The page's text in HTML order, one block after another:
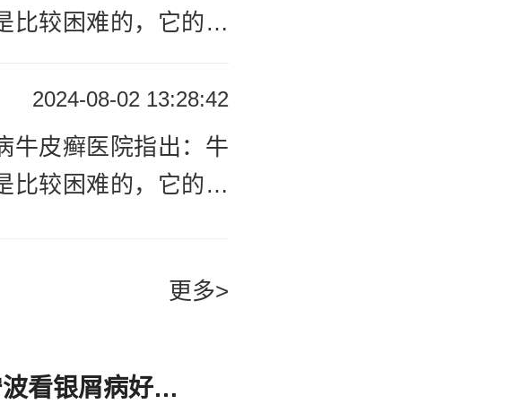
比较困难的，它的形
本次我们从牛皮癣与
2024-08-02 13:28:42
牛皮癣医院指出：牛
比较困难的，它的形
更多>
近期公开！宁波看银屑病好的医院(2月热点)银屑病会引发哪些并发症？